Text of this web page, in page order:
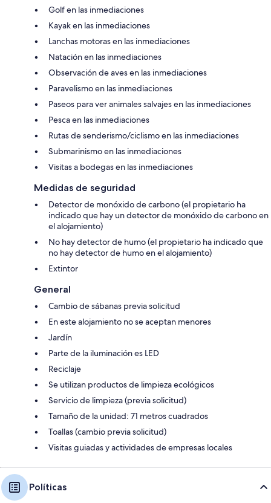
Golf en las inmediaciones
Kayak en las inmediaciones
Lanchas motoras en las inmediaciones
Natación en las inmediaciones
Observación de aves en las inmediaciones
Paravelismo en las inmediaciones
Paseos para ver animales salvajes en las inmediaciones
Pesca en las inmediaciones
Rutas de senderismo/ciclismo en las inmediaciones
Submarinismo en las inmediaciones
Visitas a bodegas en las inmediaciones
Medidas de seguridad
Detector de monóxido de carbono (el propietario ha
indicado que hay un detector de monóxido de carbono en
el alojamiento)
No hay detector de humo (el propietario ha indicado que
no hay detector de humo en el alojamiento)
Extintor
General
Cambio de sábanas previa solicitud
En este alojamiento no se aceptan menores
Jardín
Parte de la iluminación es LED
Reciclaje
Se utilizan productos de limpieza ecológicos
Servicio de limpieza (previa solicitud)
Tamaño de la unidad: 71 metros cuadrados
Toallas (cambio previa solicitud)
Visitas guiadas y actividades de empresas locales
Políticas